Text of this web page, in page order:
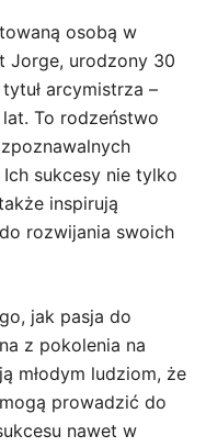
osobą w
Jorge, urodzony 30
arcymistrza –
To rodzeństwo
sukcesy nie tylko
inspirują
rozwijania swoich
jak pasja do
z pokolenia na
młodym ludziom, że
prowadzić do
nawet w